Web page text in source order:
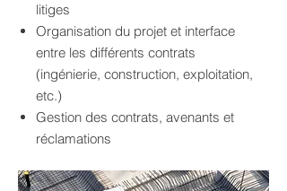
litiges
Organisation du projet et interface
entre les différents contrats
(ingénierie, construction, exploitation,
etc.)
Gestion des contrats, avenants et
réclamations